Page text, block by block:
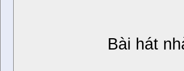
Bài hát